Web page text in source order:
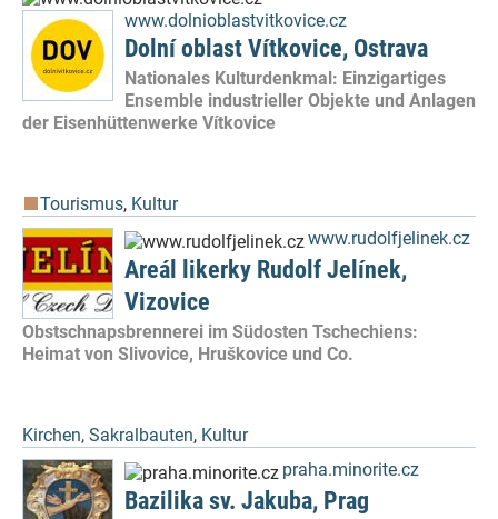
www.dolnioblastvitkovice.cz
Dolní oblast Vítkovice, Ostrava
Nationales Kulturdenkmal: Einzigartiges
Ensemble industrieller Objekte und Anlagen
der Eisenhüttenwerke Vítkovice
Tourismus, Kultur
www.rudolfjelinek.cz
Areál likerky Rudolf Jelínek,
Vizovice
Obstschnapsbrennerei im Südosten Tschechiens:
Heimat von Slivovice, Hruškovice und Co.
Kirchen, Sakralbauten, Kultur
praha.minorite.cz
Bazilika sv. Jakuba, Prag